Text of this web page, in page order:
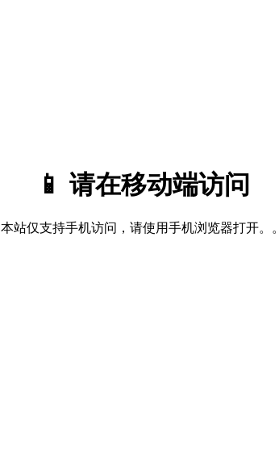
📱 请在移动端访问
本站仅支持手机访问，请使用手机浏览器打开。。